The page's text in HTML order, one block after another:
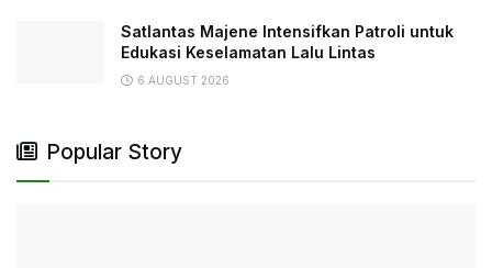
Satlantas Majene Intensifkan Patroli untuk
Edukasi Keselamatan Lalu Lintas
6 AUGUST 2026
Popular Story